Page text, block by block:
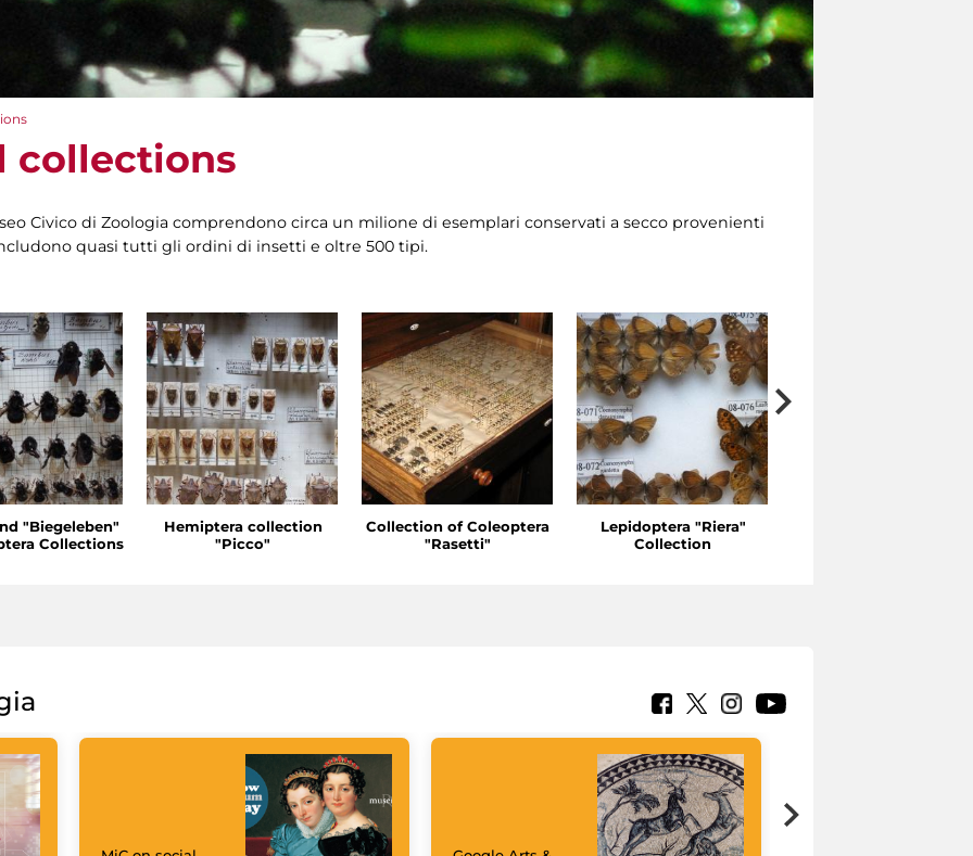
collections
Civico di Zoologia comprendono circa un milione di esemplari conservati a secco provenienti
quasi tutti gli ordini di insetti e oltre 500 tipi.
"Biegeleben"
Collections
Hemiptera collection
"Picco"
Collection of Coleoptera
"Rasetti"
Lepidoptera "Riera"
Collection